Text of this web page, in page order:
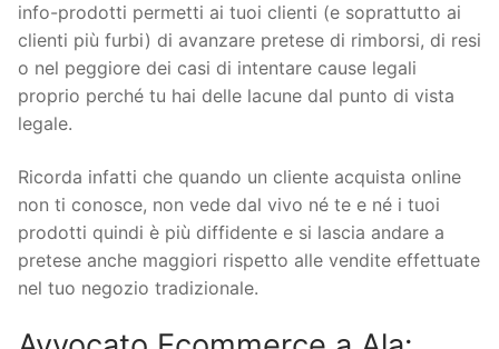
info-prodotti permetti ai tuoi clienti (e soprattutto ai
clienti più furbi) di avanzare pretese di rimborsi, di resi
o nel peggiore dei casi di intentare cause legali
proprio perché tu hai delle lacune dal punto di vista
legale.
Ricorda infatti che quando un cliente acquista online
non ti conosce, non vede dal vivo né te e né i tuoi
prodotti quindi è più diffidente e si lascia andare a
pretese anche maggiori rispetto alle vendite effettuate
nel tuo negozio tradizionale.